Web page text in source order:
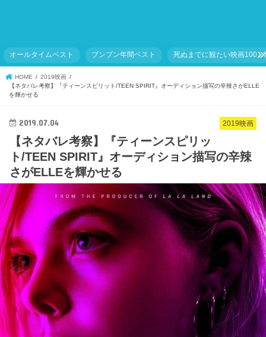
オールタイムベスト ブンブン年間ベスト 死ぬまでに観たい映画1001
HOME
2019映画
【ネタバレ考察】『ティーンスピリット/TEEN SPIRIT』オーディション描写の辛辣さがELLE
を輝かせる
2019映画
2019.07.04
【ネタバレ考察】『ティーンスピリッ
ト/TEEN SPIRIT』オーディション描写の辛辣
さがELLEを輝かせる